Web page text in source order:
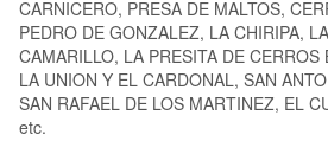
CARNICERO, PRESA DE MALTOS,
PEDRO DE GONZALEZ, LA CHIRIPA,
CAMARILLO, LA PRESITA DE CERROS
LA UNION Y EL CARDONAL, SAN
SAN RAFAEL DE LOS MARTINEZ, EL
etc.